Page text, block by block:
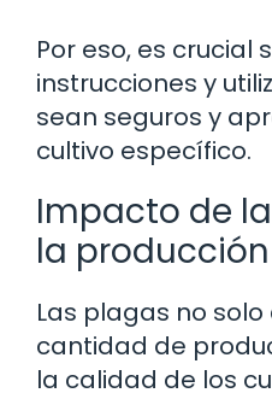
Por eso, es crucial
instrucciones y
sean seguros y
cultivo específico.
Impacto de
la
Las plagas no
cantidad de
la calidad de los